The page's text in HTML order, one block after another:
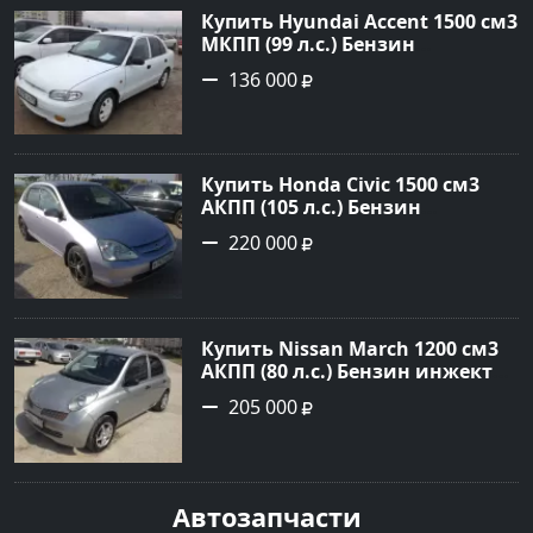
Купить Hyundai Accent 1500 см3
МКПП (99 л.с.) Бензин
инжектор в Анапа: цвет белый
Седан 1997 года по цене 136000
136 000
Купить Honda Civic 1500 см3
АКПП (105 л.с.) Бензин
инжектор в Новороссийск:
цвет серебро Хетчбэк 2002 года
Авторынок23
220 000
Купить Nissan March 1200 см3
АКПП (80 л.с.) Бензин инжектор
в Новороссийск: цвет серебро
Хетчбэк 2003 года по цене
205 000
Автозапчасти